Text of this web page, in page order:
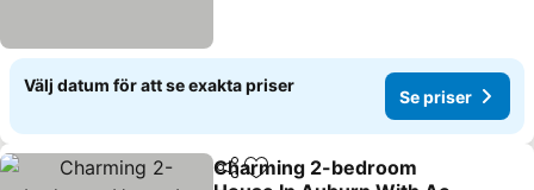
Välj datum för att se exakta priser
Se priser
Dela Lägg till i Mina Favoriter
Charming 2-bedroom